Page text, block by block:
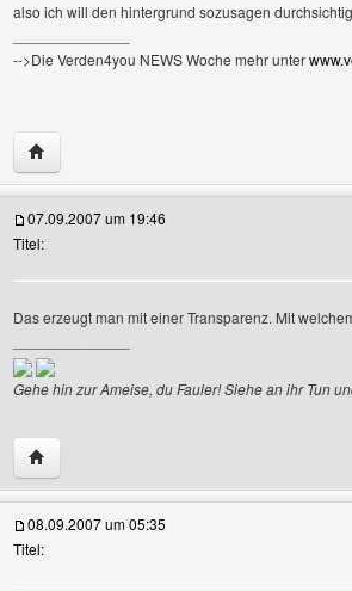
Profile anzeigen
also ich will den hintergrund sozusagen
-->Die Verden4you NEWS Woche mehr unter
Website dieses Benutzers besuchen:
anzeigen
07.09.2007 um 19:46
Titel:
Das erzeugt man mit einer Transparenz. Mit
Gehe hin zur Ameise, du Fauler! Siehe an ihr Tun
Website dieses Benutzers besuchen:
08.09.2007 um 05:35
Titel: